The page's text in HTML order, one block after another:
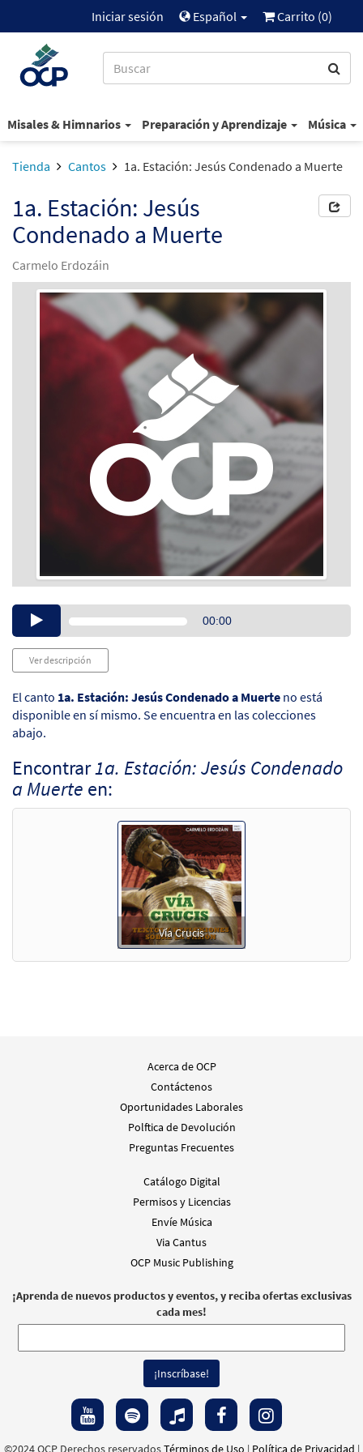
Iniciar sesión Español Carrito (0)
Misales & Himnarios Preparación y Aprendizaje Música
Tienda Cantos 1a. Estación: Jesús Condenado a Muerte
1a. Estación: Jesús
Condenado a Muerte
Carmelo Erdozáin
Audio00:00
Ver descripción
El canto 1a. Estación: Jesús Condenado a Muerte no está
disponible en sí mismo. Se encuentra en las colecciones
abajo.
Encontrar1a. Estación: Jesús Condenado
a Muerte en:
Vía Crucis
Acerca de OCP
Contáctenos
Oportunidades Laborales
Polftica de Devolución
Preguntas Frecuentes
Catálogo Digital
Permisos y Licencias
Envíe Música
Via Cantus
OCP Music Publishing
¡Aprenda de nuevos productos y eventos, y reciba ofertas exclusivas
cada mes!
©2024 OCP Derechos reservadosTérminos de Uso | Política de Privacidad |